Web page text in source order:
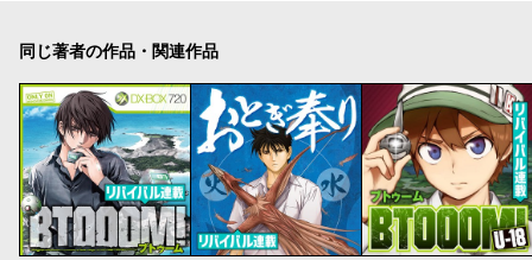
同じ著者の作品・関連作品